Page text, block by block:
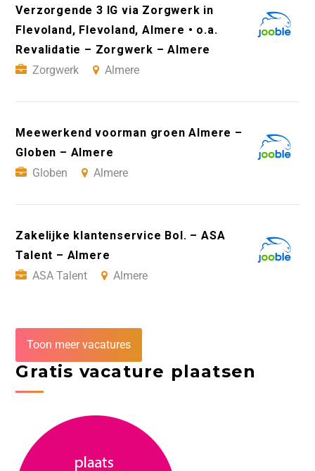
Verzorgende 3 IG via Zorgwerk in
Flevoland, Flevoland, Almere • o.a.
Revalidatie – Zorgwerk – Almere
Zorgwerk
Almere
Meewerkend voorman groen Almere –
Globen – Almere
Globen
Almere
Zakelijke klantenservice Bol. – ASA
Talent – Almere
ASA Talent
Almere
Toon meer vacatures
Gratis vacature plaatsen